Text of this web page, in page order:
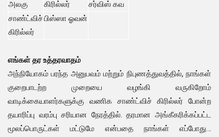
அலகு
கிரில்லர்
சர்விஸ் கவ
சாண்ட்விச்
கிரில்லர்
பிஸ்ஸா ஓவன்
எங்கள் தர உத்தரவாதம்
அந்நியோகம் பரந்த அனுபவம் மற்றும் நிபுணத்துவத்தில், நாங்கள்
குறைபாடற்ற முறையை வழங்கி வருகிறோம்
வாடிக்கையாளர்களுக்கு வணிக சாண்ட்விச் கிரில்லர் போன்ற
தயாரிப்பு வரம்பு சரியான நேரத்தில். தரமான அங்கீகரிக்கப்பட்ட
மூலப்பொருட்கள் மட்டுமே என்பதை நாங்கள் எப்போதும்